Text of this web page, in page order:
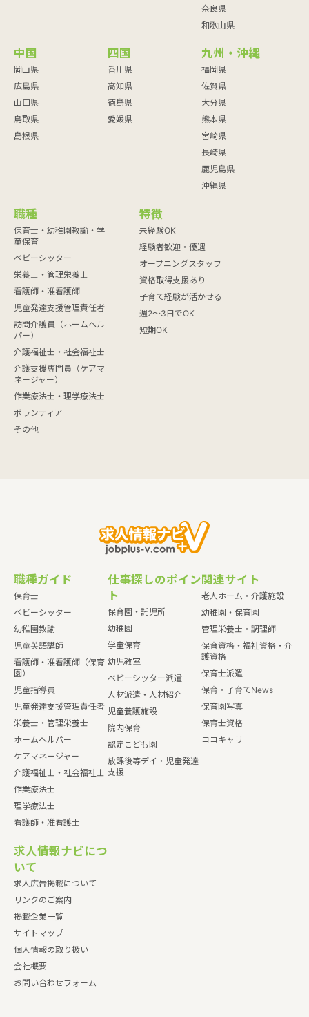
奈良県
和歌山県
中国
岡山県
広島県
山口県
鳥取県
島根県
四国
香川県
高知県
徳島県
愛媛県
九州・沖縄
福岡県
佐賀県
大分県
熊本県
宮崎県
長崎県
鹿児島県
沖縄県
職種
保育士・幼稚園教諭・学
童保育
ベビーシッター
栄養士・管理栄養士
看護師・准看護師
児童発達支援管理責任者
訪問介護員（ホームヘル
パー）
介護福祉士・社会福祉士
介護支援専門員（ケアマ
ネージャー）
作業療法士・理学療法士
ボランティア
その他
特徴
未経験OK
経験者歓迎・優遇
オープニングスタッフ
資格取得支援あり
子育て経験が活かせる
週2～3日でOK
短期OK
職種ガイド
保育士
ベビーシッター
幼稚園教諭
児童英語講師
看護師・准看護師（保育
園）
児童指導員
児童発達支援管理責任者
栄養士・管理栄養士
ホームヘルパー
ケアマネージャー
介護福祉士・社会福祉士
作業療法士
理学療法士
看護師・准看護士
仕事探しのポイン
ト
保育園・託児所
幼稚園
学童保育
幼児教室
ベビーシッター派遣
人材派遣・人材紹介
児童養護施設
院内保育
認定こども園
放課後等デイ・児童発達
支援
関連サイト
老人ホーム・介護施設
幼稚園・保育園
管理栄養士・調理師
保育資格・福祉資格・介
護資格
保育士派遣
保育・子育てNews
保育園写真
保育士資格
ココキャリ
求人情報ナビにつ
いて
求人広告掲載について
リンクのご案内
掲載企業一覧
サイトマップ
個人情報の取り扱い
会社概要
お問い合わせフォーム